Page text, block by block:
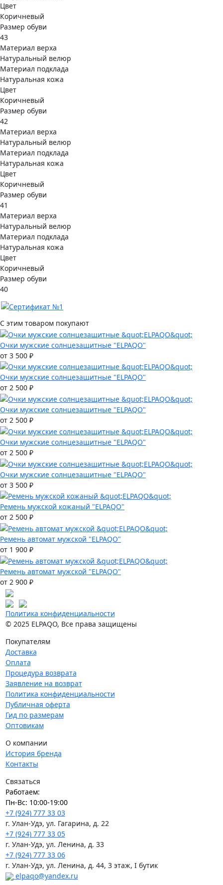
Цвет
Коричневый
Размер обуви
43
Материал верха
Натуральный велюр
Материал подклада
Натуральная кожа
Цвет
Коричневый
Размер обуви
42
Материал верха
Натуральный велюр
Материал подклада
Натуральная кожа
Цвет
Коричневый
Размер обуви
41
Материал верха
Натуральный велюр
Материал подклада
Натуральная кожа
Цвет
Коричневый
Размер обуви
40
С этим товаром покупают
Очки мужские солнцезащитные "ELPAQO"
от 3 500 ₽
Очки мужские солнцезащитные "ELPAQO"
от 2 500 ₽
Очки мужские солнцезащитные "ELPAQO"
от 2 500 ₽
Очки мужские солнцезащитные "ELPAQO"
от 2 500 ₽
Очки мужские солнцезащитные "ELPAQO"
от 3 500 ₽
Ремень мужской кожаный "ELPAQO"
от 2 500 ₽
Ремень автомат мужской "ELPAQO"
от 1 900 ₽
Ремень автомат мужской "ELPAQO"
от 2 900 ₽
Политика конфиденциальности
© 2025 ELPAQO, Все права защищены
Покупателям
Доставка
Оплата
Процедура возврата
Заявление на возврат
Политика конфиденциальности
Публичная оферта
Гид по размерам
Оптовикам
О компании
История бренда
Контакты
Связаться
Работаем:
Пн-Вс: 10:00-19:00
+7 (924) 777 33 03
г. Улан-Удэ, ул. Гагарина, д. 22
+7 (924) 777 33 05
г. Улан-Удэ, ул. Ленина, д. 33
+7 (924) 777 33 06
г. Улан-Удэ, ул. Ленина, д. 44, 3 этаж, I бутик
elpaqo@yandex.ru